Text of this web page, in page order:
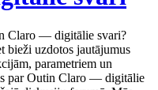
Claro — digitālie svari?
bieži uzdotos jautājumus
parametriem un
par Outin Claro — digitālie